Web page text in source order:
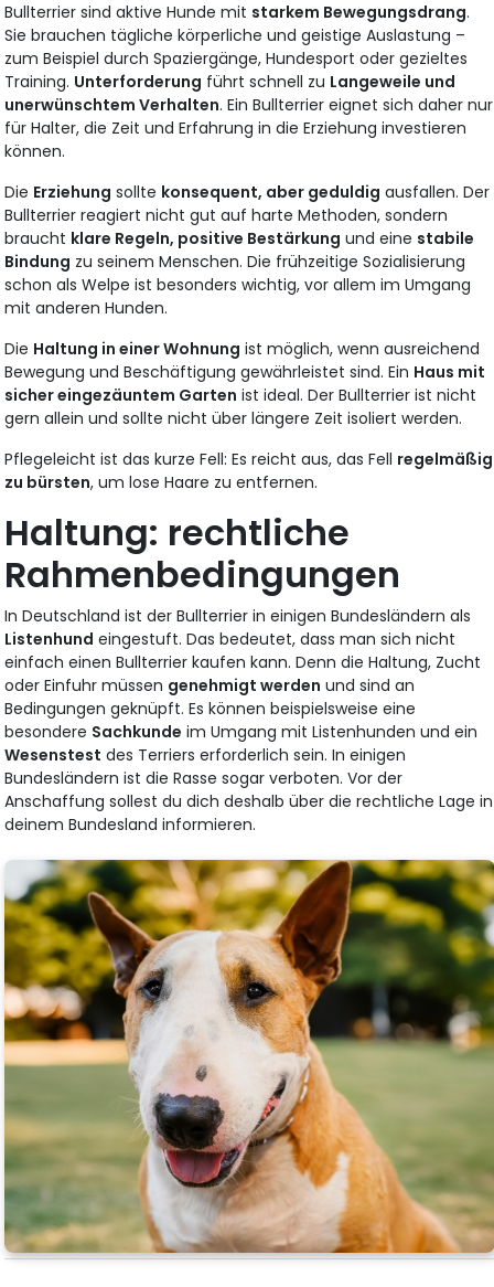
Bullterrier sind aktive Hunde mit starkem Bewegungsdrang.
Sie brauchen tägliche körperliche und geistige Auslastung –
zum Beispiel durch Spaziergänge, Hundesport oder gezieltes
Training. Unterforderung führt schnell zu Langeweile und
unerwünschtem Verhalten. Ein Bullterrier eignet sich daher nur
für Halter, die Zeit und Erfahrung in die Erziehung investieren
können.
Die Erziehung sollte konsequent, aber geduldig ausfallen. Der
Bullterrier reagiert nicht gut auf harte Methoden, sondern
braucht klare Regeln, positive Bestärkung und eine stabile
Bindung zu seinem Menschen. Die frühzeitige Sozialisierung
schon als Welpe ist besonders wichtig, vor allem im Umgang
mit anderen Hunden.
Die Haltung in einer Wohnung ist möglich, wenn ausreichend
Bewegung und Beschäftigung gewährleistet sind. Ein Haus mit
sicher eingezäuntem Garten ist ideal. Der Bullterrier ist nicht
gern allein und sollte nicht über längere Zeit isoliert werden.
Pflegeleicht ist das kurze Fell: Es reicht aus, das Fell regelmäßig
zu bürsten, um lose Haare zu entfernen.
Haltung: rechtliche
Rahmenbedingungen
In Deutschland ist der Bullterrier in einigen Bundesländern als
Listenhund eingestuft. Das bedeutet, dass man sich nicht
einfach einen Bullterrier kaufen kann. Denn die Haltung, Zucht
oder Einfuhr müssen genehmigt werden und sind an
Bedingungen geknüpft. Es können beispielsweise eine
besondere Sachkunde im Umgang mit Listenhunden und ein
Wesenstest des Terriers erforderlich sein. In einigen
Bundesländern ist die Rasse sogar verboten. Vor der
Anschaffung sollest du dich deshalb über die rechtliche Lage in
deinem Bundesland informieren.